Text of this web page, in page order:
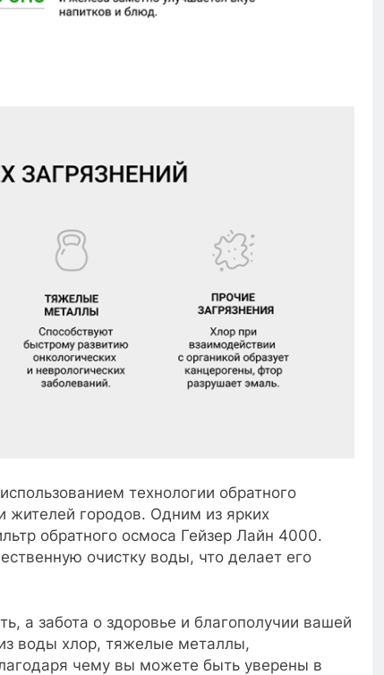
технологии обратного
жителей городов. Одним из ярких
обратного осмоса Гейзер Лайн 4000.
очистку воды, что делает его
а забота о здоровье и благополучии вашей
воды хлор, тяжелые металлы,
чему вы можете быть уверены в